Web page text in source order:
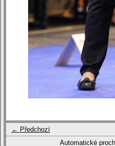
← Předchozí
Automatické